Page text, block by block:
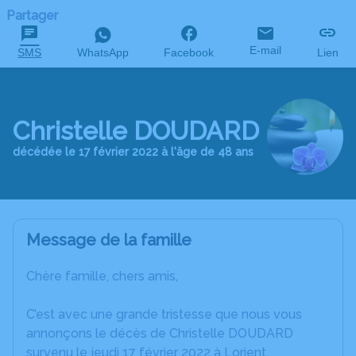
Partager
SMS WhatsApp Facebook E-mail Lien
Christelle DOUDARD
décédée le 17 février 2022 à l'âge de 48 ans
Message de la famille
Chère famille, chers amis,
C’est avec une grande tristesse que nous vous
annonçons le décès de Christelle DOUDARD
survenu le jeudi 17 février 2022 à Lorient.